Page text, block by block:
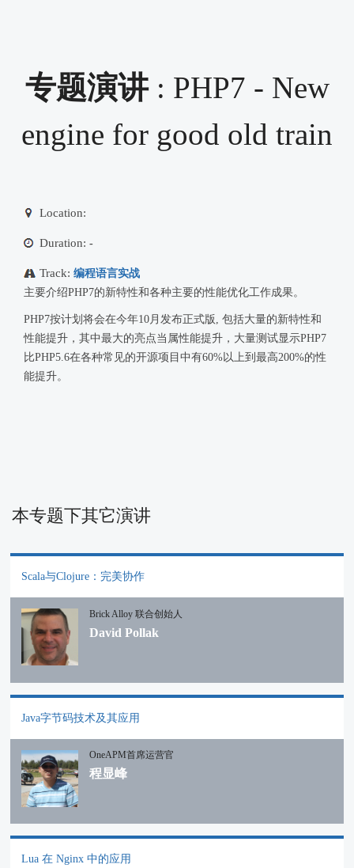
专题演讲 : PHP7 - New
engine for good old train
Location:
Duration: -
Track: 编程语言实战
主要介绍PHP7的新特性和各种主要的性能优化工作成果。
PHP7按计划将会在今年10月发布正式版, 包括大量的新特性和
性能提升，其中最大的亮点当属性能提升，大量测试显示PHP7
比PHP5.6在各种常见的开源项目中有60%以上到最高200%的性
能提升。
本专题下其它演讲
Scala与Clojure：完美协作
Brick Alloy 联合创始人
David Pollak
Java字节码技术及其应用
OneAPM首席运营官
程显峰
Lua 在 Nginx 中的应用